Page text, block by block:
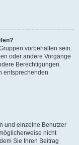
vorbehalten sein.
oder andere Vorgänge
Berechtigungen.
entsprechenden
und einzelne Benutzer
nicht
Sie Ihren Beitrag